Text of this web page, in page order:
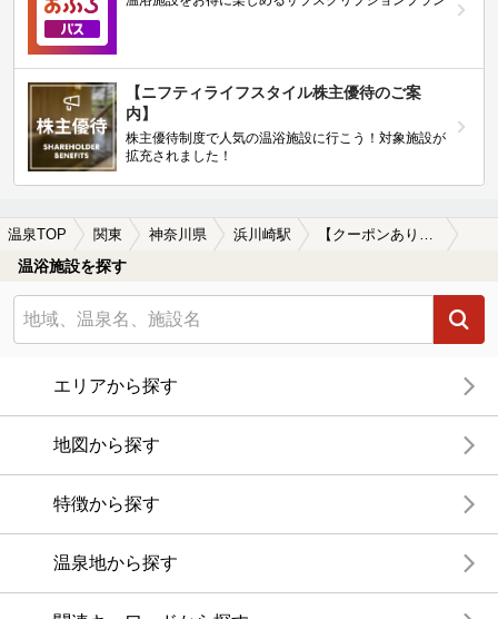
【ニフティライフスタイル株主優待のご案
内】
株主優待制度で人気の温浴施設に行こう！対象施設が
拡充されました！
温泉TOP 関東 神奈川県 浜川崎駅
温浴施設を探す
エリアから探す
地図から探す
特徴から探す
温泉地から探す